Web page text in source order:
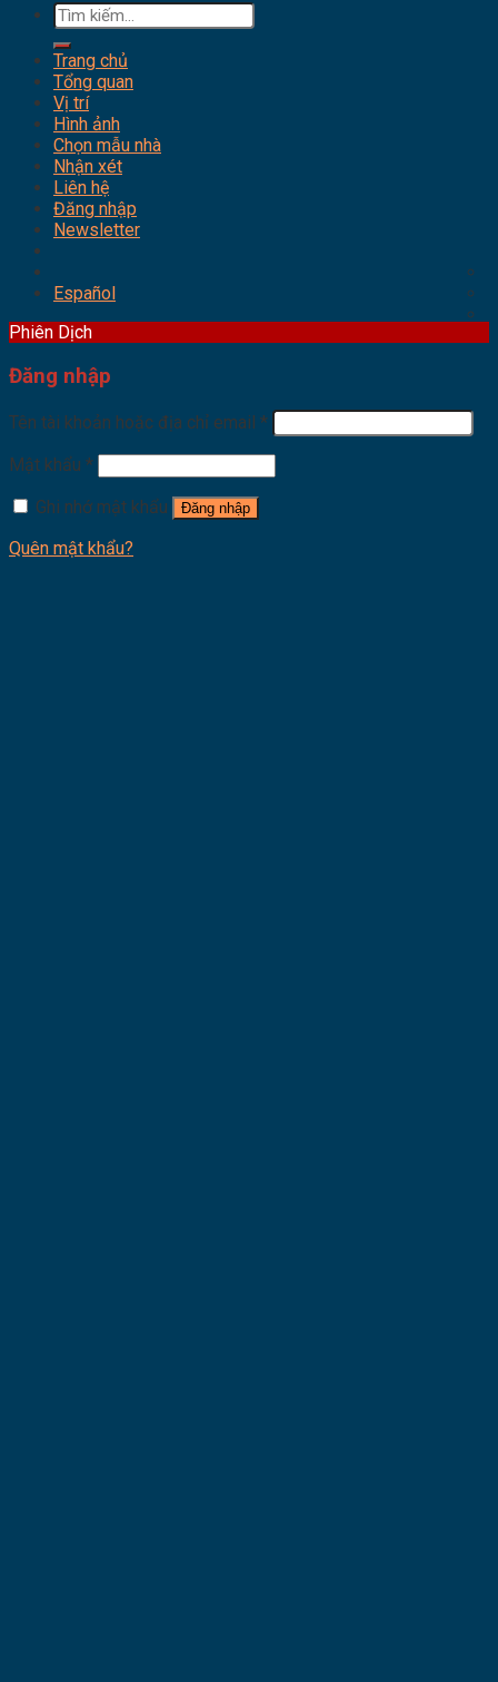
Tìm
kiếm:
Trang chủ
Tổng quan
Vị trí
Hình ảnh
Chọn mẫu nhà
Nhận xét
Liên hệ
Đăng nhập
Newsletter
Español
Phiên Dịch
Đăng nhập
Tên tài khoản hoặc địa chỉ email *
Mật khẩu *
Ghi nhớ mật khẩu
Đăng nhập
Quên mật khẩu?